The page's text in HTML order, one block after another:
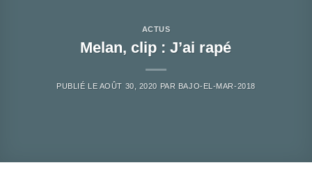
ACTUS
Melan, clip : J’ai rapé
PUBLIÉ LE AOÛT 30, 2020 PAR BAJO-EL-MAR-2018